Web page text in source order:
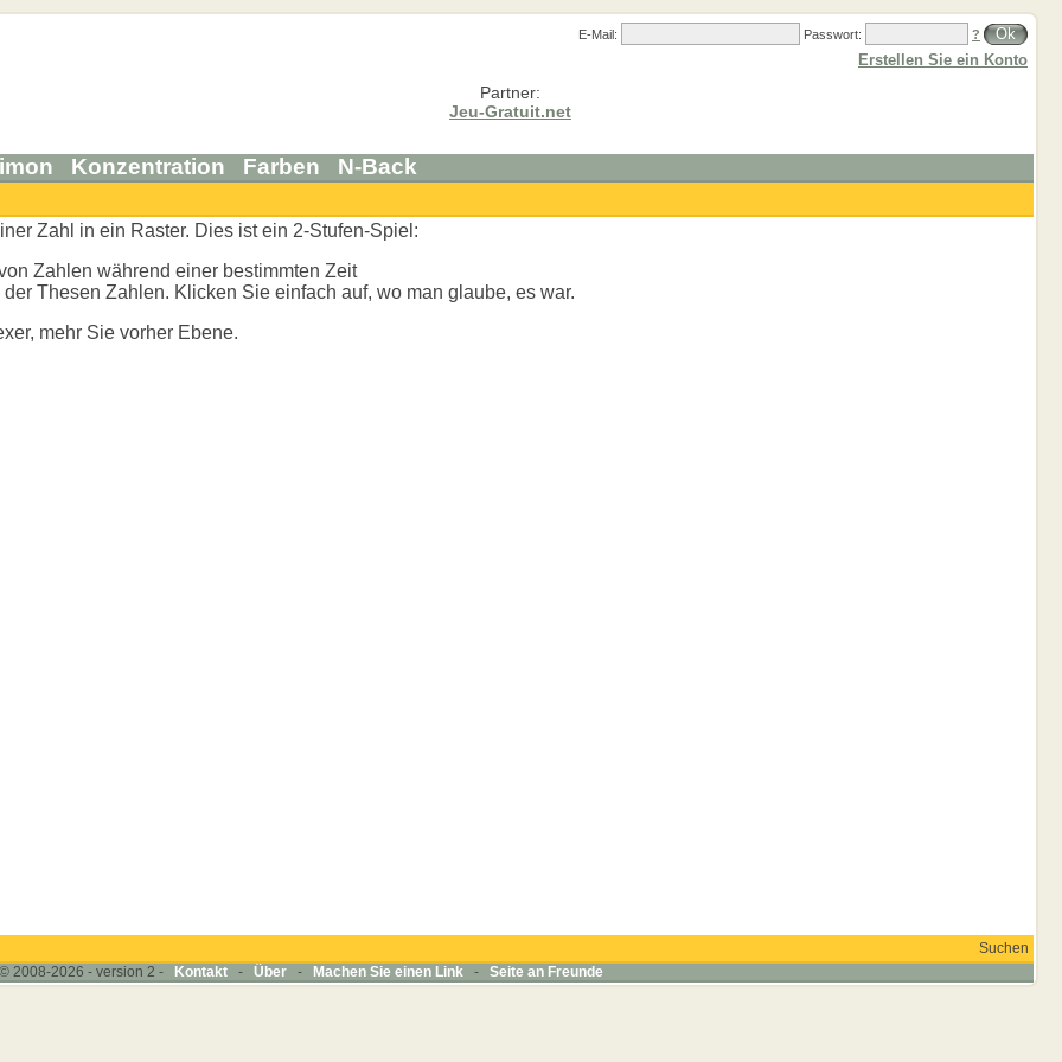
E-Mail: Passwort: ?
Ok
Erstellen Sie ein Konto
Partner:
Jeu-Gratuit.net
Konzentration Farben N-Back
Zahl in ein Raster. Dies ist ein 2-Stufen-Spiel:
Zahlen während einer bestimmten Zeit
Thesen Zahlen. Klicken Sie einfach auf, wo man glaube, es war.
mehr Sie vorher Ebene.
Suchen
2008-2026 - version 2 -
Kontakt - Über - Machen Sie einen Link - Seite an Freunde